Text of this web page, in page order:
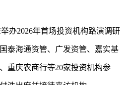
办2026年首场投资机构路演调研
泰海通资管、广发资管、嘉实基
重庆农商行等20家投资机构参